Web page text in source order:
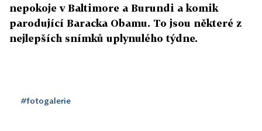
nepokoje v Baltimore a Burundi a komik
parodující Baracka Obamu. To jsou některé z
nejlepších snímků uplynulého týdne.
#fotogalerie